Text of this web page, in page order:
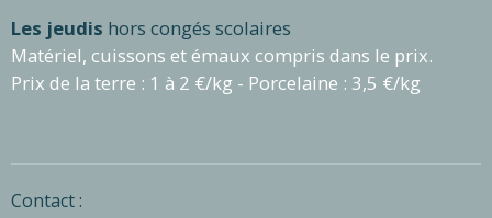
Les jeudis hors congés scolaires
Matériel, cuissons et émaux compris dans le prix.
Prix de la terre : 1 à 2 €/kg - Porcelaine : 3,5 €/kg
Contact :